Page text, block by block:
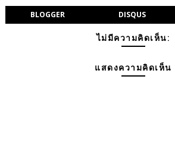
BLOGGER DISQUS
ไม่มีความคิดเห็น:
แสดงความคิดเห็น